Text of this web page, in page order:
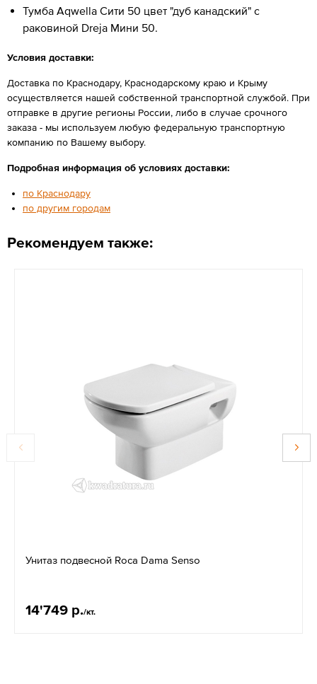
Тумба Aqwella Сити 50 цвет "дуб канадский" с
раковиной Dreja Мини 50.
Условия доставки:
Доставка по Краснодару, Краснодарскому краю и Крыму
осуществляется нашей собственной транспортной службой. При
отправке в другие регионы России, либо в случае срочного
заказа - мы используем любую федеральную транспортную
компанию по Вашему выбору.
Подробная информация об условиях доставки:
по Краснодару
по другим городам
Рекомендуем также:
Унитаз подвесной Roca Dama Senso
14'749 р./кт.